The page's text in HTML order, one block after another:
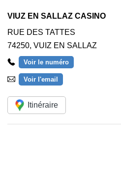
VIUZ EN SALLAZ CASINO
RUE DES TATTES
74250, VUIZ EN SALLAZ
Voir le numéro
Voir l'email
Itinéraire